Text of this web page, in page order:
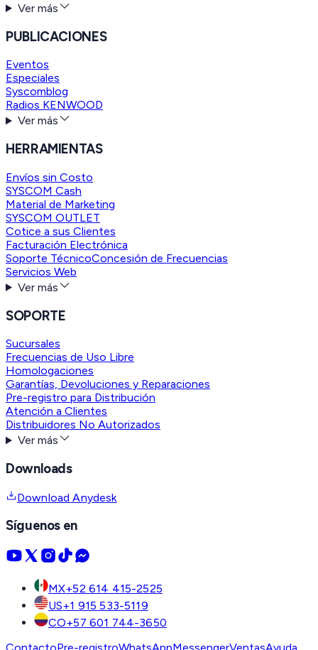
Ver más
PUBLICACIONES
Eventos
Especiales
Syscomblog
Radios KENWOOD
Ver más
HERRAMIENTAS
Envíos sin Costo
SYSCOM Cash
Material de Marketing
SYSCOM OUTLET
Cotice a sus Clientes
Facturación Electrónica
Soporte TécnicoConcesión de Frecuencias
Servicios Web
Ver más
SOPORTE
Sucursales
Frecuencias de Uso Libre
Homologaciones
Garantías, Devoluciones y Reparaciones
Pre-registro para Distribución
Atención a Clientes
Distribuidores No Autorizados
Ver más
Downloads
Download Anydesk
Síguenos en
MX+52 614 415-2525
US+1 915 533-5119
CO+57 601 744-3650